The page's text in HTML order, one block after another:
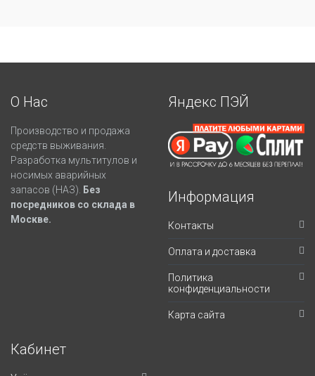
О Нас
Производство и продажа
средств выживания.
Разработка мультитулов и
носимых аварийных
запасов (НАЗ).
Без
посредников со склада в
Москве.
Яндекс ПЭЙ
Информация
Контакты
Оплата и доставка
Политика
конфиденциальности
Карта сайта
Кабинет